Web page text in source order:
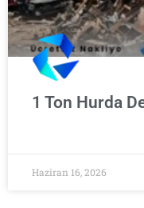
1 Ton Hurda
Haziran 16, 2026